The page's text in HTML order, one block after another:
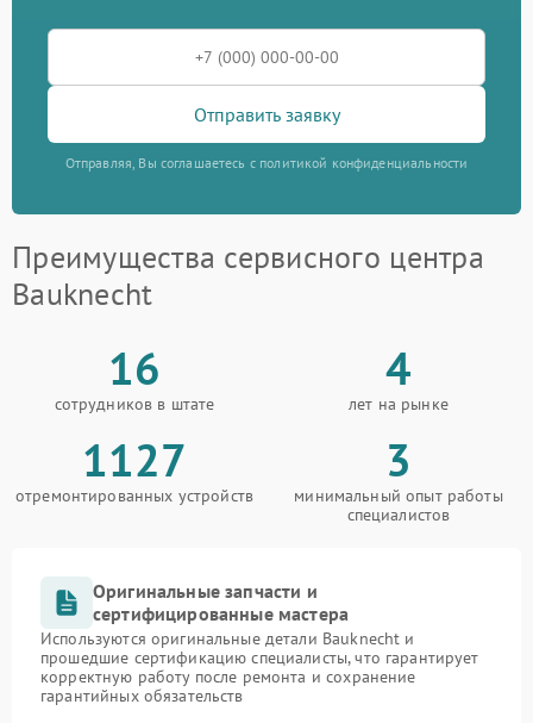
Отправить заявку
Отправляя, Вы соглашаетесь с политикой конфиденциальности
Преимущества сервисного центра
Bauknecht
16
сотрудников в штате
4
лет на рынке
1127
отремонтированных устройств
3
минимальный опыт работы
специалистов
Оригинальные запчасти и
сертифицированные мастера
Используются оригинальные детали Bauknecht и
прошедшие сертификацию специалисты, что гарантирует
корректную работу после ремонта и сохранение
гарантийных обязательств